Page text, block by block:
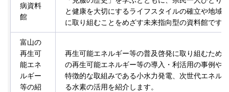
病資料
館
と健康を大切にするライフスタイルの確立や地域
に取り組むことをめざす未来指向型の資料館です。
富山の
再生可
能エネ
ルギー
等の紹
再生可能エネルギー等の普及啓発に取り組むため
の再生可能エネルギー等の導入・利活用の事例や
特徴的な取組みである小水力発電、次世代エネル
る水素の活用を紹介します。